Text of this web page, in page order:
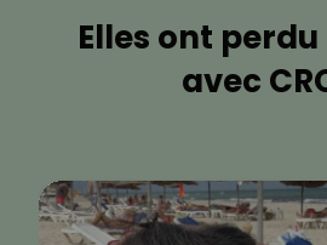
Elles ont
avec